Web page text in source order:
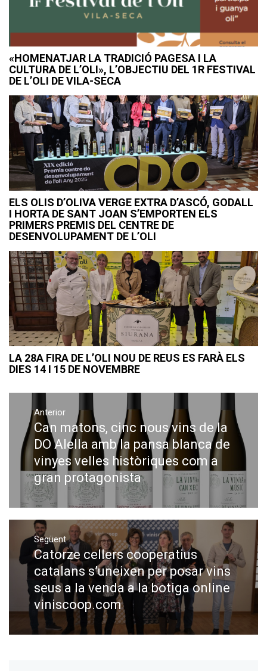
«HOMENATJAR LA TRADICIÓ PAGESA I LA
CULTURA DE L’OLI», L’OBJECTIU DEL 1R FESTIVAL
DE L’OLI DE VILA-SECA
ELS OLIS D’OLIVA VERGE EXTRA D’ASCÓ, GODALL
I HORTA DE SANT JOAN S’EMPORTEN ELS
PRIMERS PREMIS DEL CENTRE DE
DESENVOLUPAMENT DE L’OLI
LA 28A FIRA DE L’OLI NOU DE REUS ES FARÀ ELS
DIES 14 I 15 DE NOVEMBRE
Navegació
d'entrades
Anterior
Previous
post:
Can matons, cinc nous vins de la
DO Alella amb la pansa blanca de
vinyes velles històriques com a
gran protagonista
Següent
Next
post:
Catorze cellers cooperatius
catalans s’uneixen per posar vins
seus a la venda a la botiga online
viniscoop.com